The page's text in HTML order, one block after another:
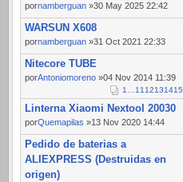
pornamberguan »30 May 2025 22:42
WARSUN X608
pornamberguan »31 Oct 2021 22:33
Nitecore TUBE
porAntoniomoreno »04 Nov 2014 11:39
1…1112131415
Linterna Xiaomi Nextool 20030
porQuemapilas »13 Nov 2020 14:44
Pedido de baterias a
ALIEXPRESS (Destruidas en
origen)